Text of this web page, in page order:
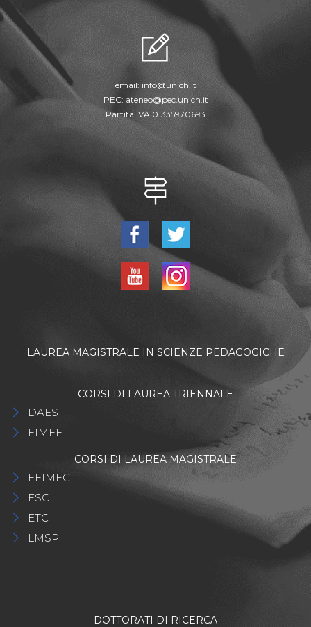
email: info@unich.it
PEC: ateneo@pec.unich.it
Partita IVA 01335970693
LAUREA MAGISTRALE IN SCIENZE PEDAGOGICHE
CORSI DI LAUREA TRIENNALE
DAES
EIMEF
CORSI DI LAUREA MAGISTRALE
EFIMEC
ESC
ETC
LMSP
DOTTORATI DI RICERCA